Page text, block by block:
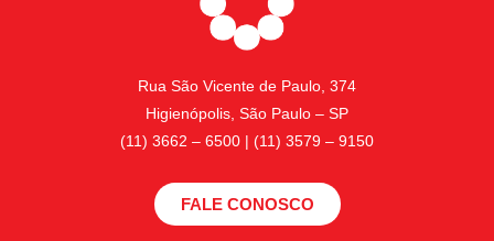
Rua São Vicente de Paulo, 374
Higienópolis, São Paulo – SP
(11) 3662 – 6500 | (11) 3579 – 9150
FALE CONOSCO